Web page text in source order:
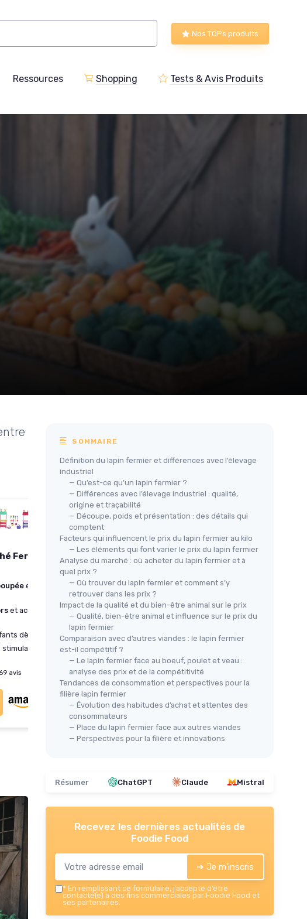
Nos TOPs produits
Ressources Shopping Tests & Avis Produits
Fermier avec
et un
et accessoires
dès
stimulant
69 avis
Statues de Lapin Tressées pour
Pâques - 4 pièces
＋
Ornements de jardin charmants
＋ Idéal pour les décorations de
printemps
＋ Couleurs assorties attrayantes
＋ Matériaux durables
＋ Design unique et créatif
Voir l'offre
SOMMAIRE
Définition du lapin fermier et différences avec l’élevage
industriel
— Qu’est-ce qu’un lapin fermier ?
— Différences avec l’élevage industriel : qualité,
origine et traçabilité
— Découpe, poids et présentation : des détails qui
comptent
Facteurs qui influencent le prix du lapin fermier au kilo
— Les éléments qui font varier le prix du lapin fermier
Analyse du marché : où acheter du lapin fermier et à
quel prix ?
— Où trouver du lapin fermier et comment s’y
retrouver dans les prix ?
Impact de la qualité et du bien-être animal sur le prix
— Qualité, bien-être animal et influence sur le prix du
lapin fermier
Comparaison avec d’autres viandes : le lapin fermier
est-il compétitif ?
— Le lapin fermier face au boeuf, poulet et veau :
analyse des prix et de la compétitivité
Tendances de consommation et perspectives pour la
filière lapin fermier
— Évolution des habitudes d’achat et attentes des
consommateurs
— Place du lapin fermier face aux autres viandes
— Perspectives pour la filière et innovations
Résumer ChatGPT Claude Mistral
Recevez les dernières actualités de
Foodie Food
➔ Je m'inscris
* En remplissant ce formulaire, j’accepte d’être
contacté(e) à des fins commerciales par Foodie Food et
ses partenaires.